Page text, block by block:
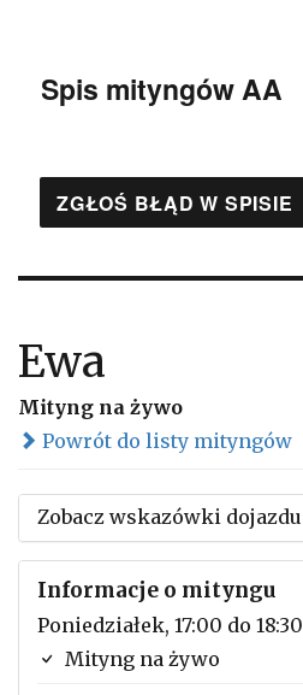
Spis mityngów AA
ZGŁOŚ BŁĄD W SPISIE
Ewa
Mityng na żywo
Powrót do listy mityngów
Zobacz wskazówki dojazdu
Informacje o mityngu
Poniedziałek, 17:00 do 18:30
Mityng na żywo